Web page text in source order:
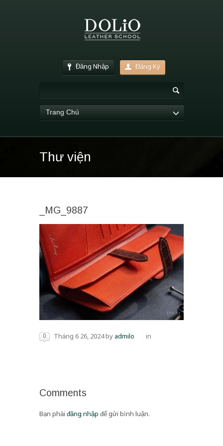
Đăng Nhập Đăng Ký
Trang Chủ
Thư viện
_MG_9887
0 Tháng 6 26, 2024byadmilo in
Comments
Bạn phải đăng nhập để gửi bình luận.